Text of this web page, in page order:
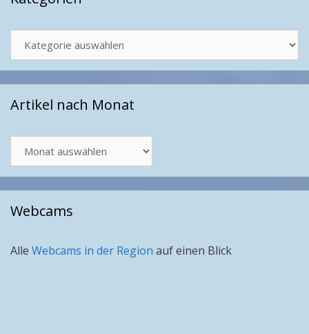
Artikel nach Monat
nach
Monat
Webcams
Alle Webcams in der Region auf einen Blick